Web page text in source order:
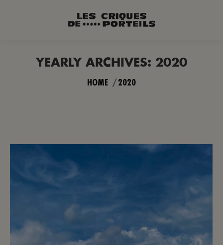
YEARLY ARCHIVES: 2020
You are here:
HOME 2020